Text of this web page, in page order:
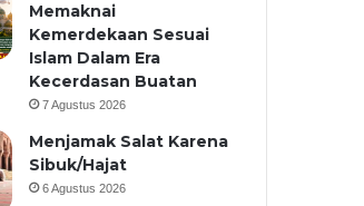
Memaknai
Kemerdekaan Sesuai
Islam Dalam Era
Kecerdasan Buatan
7 Agustus 2026
Menjamak Salat Karena
Sibuk/Hajat
6 Agustus 2026